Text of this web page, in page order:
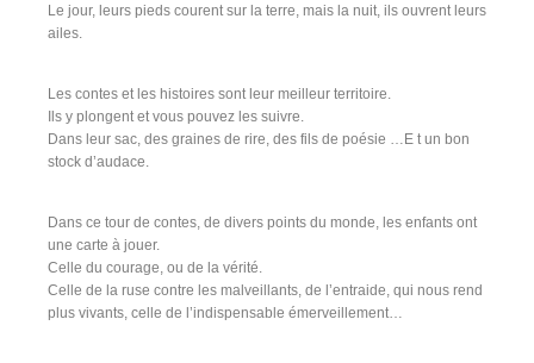
Le jour, leurs pieds courent sur la terre, mais la nuit, ils ouvrent leurs
ailes.
Les contes et les histoires sont leur meilleur territoire.
Ils y plongent et vous pouvez les suivre.
Dans leur sac, des graines de rire, des fils de poésie …E t un bon
stock d’audace.
Dans ce tour de contes, de divers points du monde, les enfants ont
une carte à jouer.
Celle du courage, ou de la vérité.
Celle de la ruse contre les malveillants, de l’entraide, qui nous rend
plus vivants, celle de l’indispensable émerveillement…